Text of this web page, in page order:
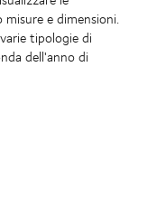
e dimensioni.
tipologie di
dell'anno di